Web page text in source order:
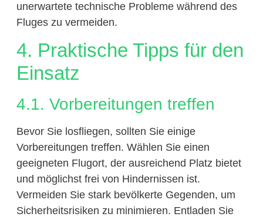
unerwartete technische Probleme während des
Fluges zu vermeiden.
4. Praktische Tipps für den
Einsatz
4.1. Vorbereitungen treffen
Bevor Sie losfliegen, sollten Sie einige
Vorbereitungen treffen. Wählen Sie einen
geeigneten Flugort, der ausreichend Platz bietet
und möglichst frei von Hindernissen ist.
Vermeiden Sie stark bevölkerte Gegenden, um
Sicherheitsrisiken zu minimieren. Entladen Sie